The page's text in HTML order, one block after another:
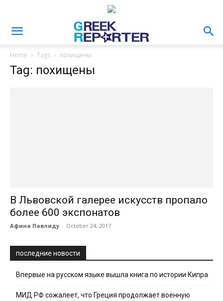
Home Tags похищены
Tag: похищены
В Львовской галерее искусств пропало
более 600 экспонатов
Афина Павлиду - October 24, 2017
последние новости
Впервые на русском языке вышла книга по истории Кипра
МИД РФ сожалеет, что Греция продолжает военную